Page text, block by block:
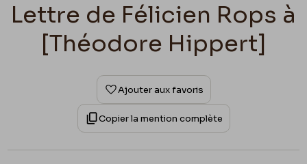
Lettre de Félicien Rops à
[Théodore Hippert]
Ajouter aux favoris
Copier la mention complète